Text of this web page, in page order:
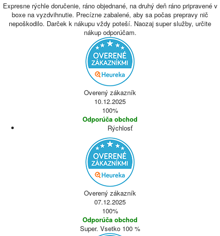
Expresne rýchle doručenie, ráno objednané, na druhý deň ráno pripravené v
boxe na vyzdvihnutie. Precízne zabalené, aby sa počas prepravy nič
nepoškodilo. Darček k nákupu vždy poteší. Naozaj super služby, určite
nákup odporúčam.
Overený zákazník
10.12.2025
100%
Odporúča obchod
Rýchlosť
Overený zákazník
07.12.2025
100%
Odporúča obchod
Super. Vsetko 100 %